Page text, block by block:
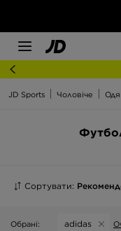
JD Sports Чоловіче
Сортувати:
Обрані: adidas